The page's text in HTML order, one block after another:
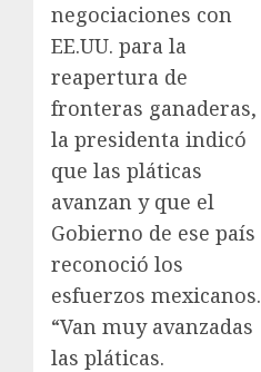
negociaciones con
EE.UU. para la
reapertura de
fronteras ganaderas,
la presidenta indicó
que las pláticas
avanzan y que el
Gobierno de ese país
reconoció los
esfuerzos mexicanos.
“Van muy avanzadas
las pláticas.